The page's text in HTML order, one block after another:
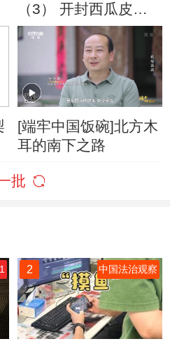
（3） 开封西瓜皮薄
汁多、瓤沙脆甜
[端牢中国饭碗]北方木
耳的南下之路
批
2 中国法治观察